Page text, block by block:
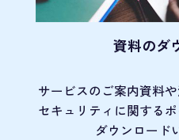
資料のダ
サービスのご案内資料や
セキュリティに関する
ダウンロード